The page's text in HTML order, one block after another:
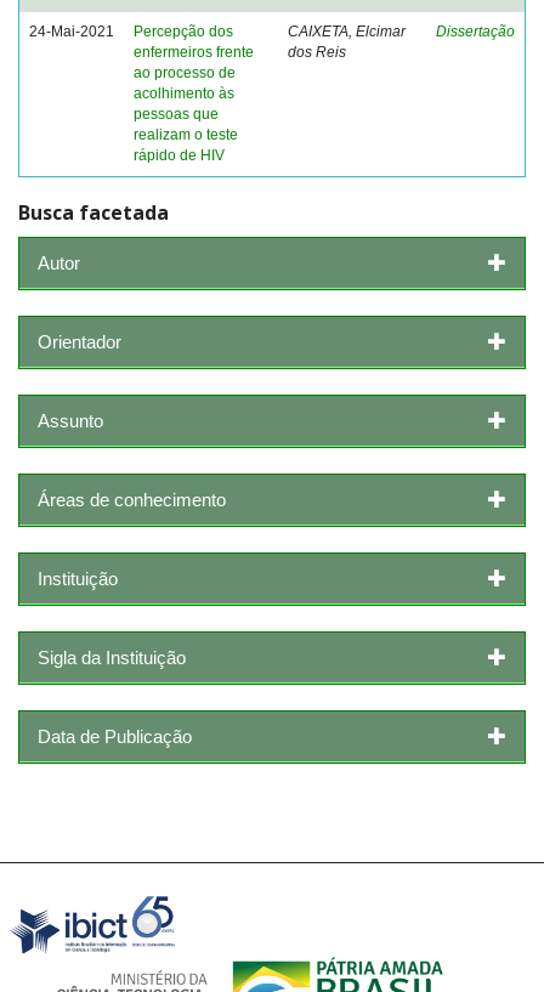
24-Mai-2021
Percepção dos
enfermeiros frente
ao processo de
acolhimento às
pessoas que
realizam o teste
rápido de HIV
CAIXETA, Elcimar
dos Reis
Dissertação
Busca facetada
Autor
Orientador
Assunto
Áreas de conhecimento
Instituição
Sigla da Instituição
Data de Publicação